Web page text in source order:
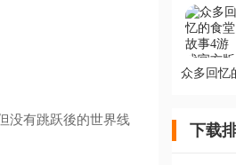
没有跳跃後的世界线
Error
Sans(Ilka
Port)
众多回忆
Hearts
下载